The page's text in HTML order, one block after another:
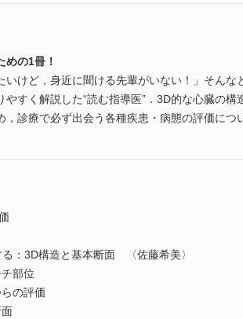
めの1冊！
いけど，身近に聞ける先輩がいない！」そん
すく解説した“読む指導医”．3D的な心臓の
診療で必ず出会う各種疾患・病態の評価につ
3D構造と基本断面 〈佐藤希美〉
部位
の評価